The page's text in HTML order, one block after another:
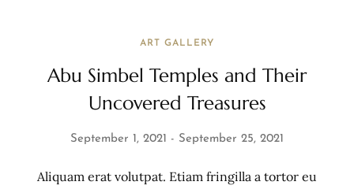
ART GALLERY
Abu Simbel Temples and Their
Uncovered Treasures
September 1, 2021 September 25, 2021
Aliquam erat volutpat. Etiam fringilla a tortor eu